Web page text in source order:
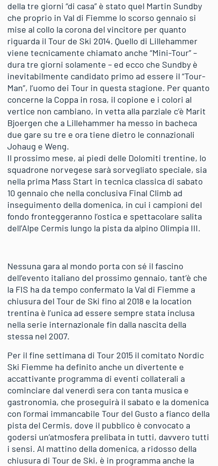
della tre giorni “di casa” è stato quel Martin Sundby
che proprio in Val di Fiemme lo scorso gennaio si
mise al collo la corona del vincitore per quanto
riguarda il Tour de Ski 2014. Quello di Lillehammer
viene tecnicamente chiamato anche “Mini-Tour” –
dura tre giorni solamente – ed ecco che Sundby è
inevitabilmente candidato primo ad essere il “Tour-
Man”, l’uomo dei Tour in questa stagione. Per quanto
concerne la Coppa in rosa, il copione e i colori al
vertice non cambiano, in vetta alla parziale c’è Marit
Bjoergen che a Lillehammer ha messo in bacheca
due gare su tre e ora tiene dietro le connazionali
Johaug e Weng.
Il prossimo mese, ai piedi delle Dolomiti trentine, lo
squadrone norvegese sarà sorvegliato speciale, sia
nella prima Mass Start in tecnica classica di sabato
10 gennaio che nella conclusiva Final Climb ad
inseguimento della domenica, in cui i campioni del
fondo fronteggeranno l’ostica e spettacolare salita
dell’Alpe Cermis lungo la pista da alpino Olimpia III.
Nessuna gara al mondo porta con sé il fascino
dell’evento italiano del prossimo gennaio, tant’è che
la FIS ha da tempo confermato la Val di Fiemme a
chiusura del Tour de Ski fino al 2018 e la location
trentina è l’unica ad essere sempre stata inclusa
nella serie internazionale fin dalla nascita della
stessa nel 2007.
Per il fine settimana di Tour 2015 il comitato Nordic
Ski Fiemme ha definito anche un divertente e
accattivante programma di eventi collaterali a
cominciare dal venerdì sera con tanta musica e
gastronomia, che proseguirà il sabato e la domenica
con l’ormai immancabile Tour del Gusto a fianco della
pista del Cermis, dove il pubblico è convocato a
godersi un’atmosfera prelibata in tutti, davvero tutti
i sensi. Al mattino della domenica, a ridosso della
chiusura di Tour de Ski, è in programma anche la